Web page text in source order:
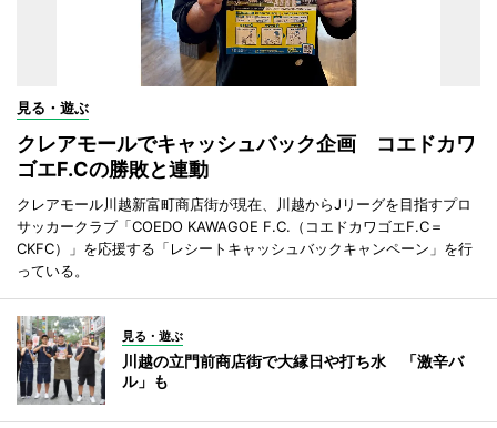
見る・遊ぶ
クレアモールでキャッシュバック企画 コエドカワ
ゴエF.Cの勝敗と連動
クレアモール川越新富町商店街が現在、川越からJリーグを目指すプロ
サッカークラブ「COEDO KAWAGOE F.C.（コエドカワゴエF.C＝
CKFC）」を応援する「レシートキャッシュバックキャンペーン」を行
っている。
見る・遊ぶ
川越の立門前商店街で大縁日や打ち水 「激辛バ
ル」も